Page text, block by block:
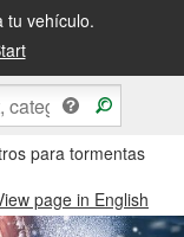
tu vehículo.
para tormentas de
page in English